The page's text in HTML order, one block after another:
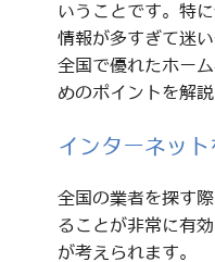
いうことです。特
情報が多すぎて迷
全国で優れたホー
めのポイントを解説
インターネッ
全国の業者を探す
ることが非常に有
が考えられます。